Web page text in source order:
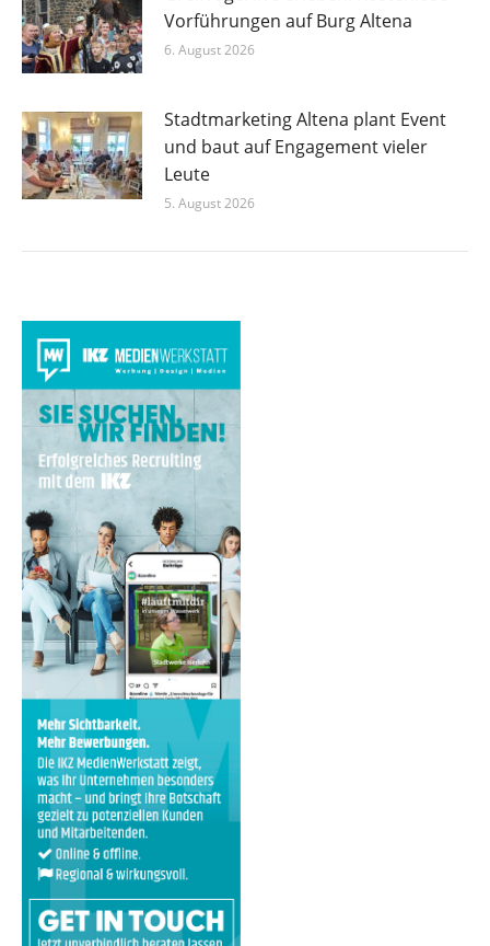
Vorführungen auf Burg Altena
6. August 2026
Stadtmarketing Altena plant Event
und baut auf Engagement vieler
Leute
5. August 2026